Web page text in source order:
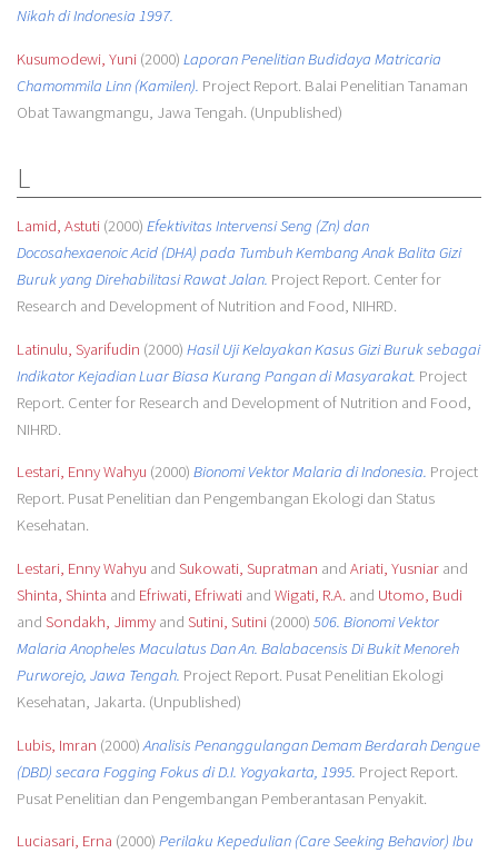
Nikah di Indonesia 1997.
Kusumodewi, Yuni(2000) Laporan Penelitian Budidaya Matricaria
Chamommila Linn (Kamilen). Project Report. Balai Penelitian Tanaman
Obat Tawangmangu, Jawa Tengah. (Unpublished)
L
Lamid, Astuti(2000) Efektivitas Intervensi Seng (Zn) dan
Docosahexaenoic Acid (DHA) pada Tumbuh Kembang Anak Balita Gizi
Buruk yang Direhabilitasi Rawat Jalan. Project Report. Center for
Research and Development of Nutrition and Food, NIHRD.
Latinulu, Syarifudin (2000) Hasil Uji Kelayakan Kasus Gizi Buruk sebagai
Indikator Kejadian Luar Biasa Kurang Pangan di Masyarakat. Project
Report. Center for Research and Development of Nutrition and Food,
NIHRD.
Lestari, Enny Wahyu (2000) Bionomi Vektor Malaria di Indonesia. Project
Report. Pusat Penelitian dan Pengembangan Ekologi dan Status
Kesehatan.
Lestari, Enny Wahyu and Sukowati, Supratman and Ariati, Yusniarand
Shinta, Shinta and Efriwati, Efriwatiand Wigati, R.A.and Utomo, Budi
and Sondakh, Jimmyand Sutini, Sutini(2000) 506. Bionomi Vektor
Malaria Anopheles Maculatus Dan An. Balabacensis Di Bukit Menoreh
Purworejo, Jawa Tengah. Project Report. Pusat Penelitian Ekologi
Kesehatan, Jakarta. (Unpublished)
Lubis, Imran (2000) Analisis Penanggulangan Demam Berdarah Dengue
(DBD) secara Fogging Fokus di D.I. Yogyakarta, 1995. Project Report.
Pusat Penelitian dan Pengembangan Pemberantasan Penyakit.
Luciasari, Erna (2000) Perilaku Kepedulian (Care Seeking Behavior) Ibu